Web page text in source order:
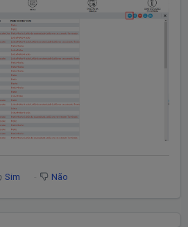
Sim Não